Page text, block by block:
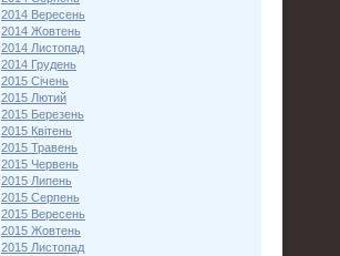
2014 Вересень
2014 Жовтень
2014 Листопад
2014 Грудень
2015 Січень
2015 Лютий
2015 Березень
2015 Квітень
2015 Травень
2015 Червень
2015 Липень
2015 Серпень
2015 Вересень
2015 Жовтень
2015 Листопад